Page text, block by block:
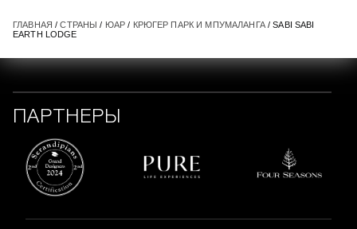
ГЛАВНАЯ /СТРАНЫ / ЮАР / КРЮГЕР ПАРК И МПУМАЛАНГА/ SABI SABI
EARTH LODGE
ПАРТНЕРЫ